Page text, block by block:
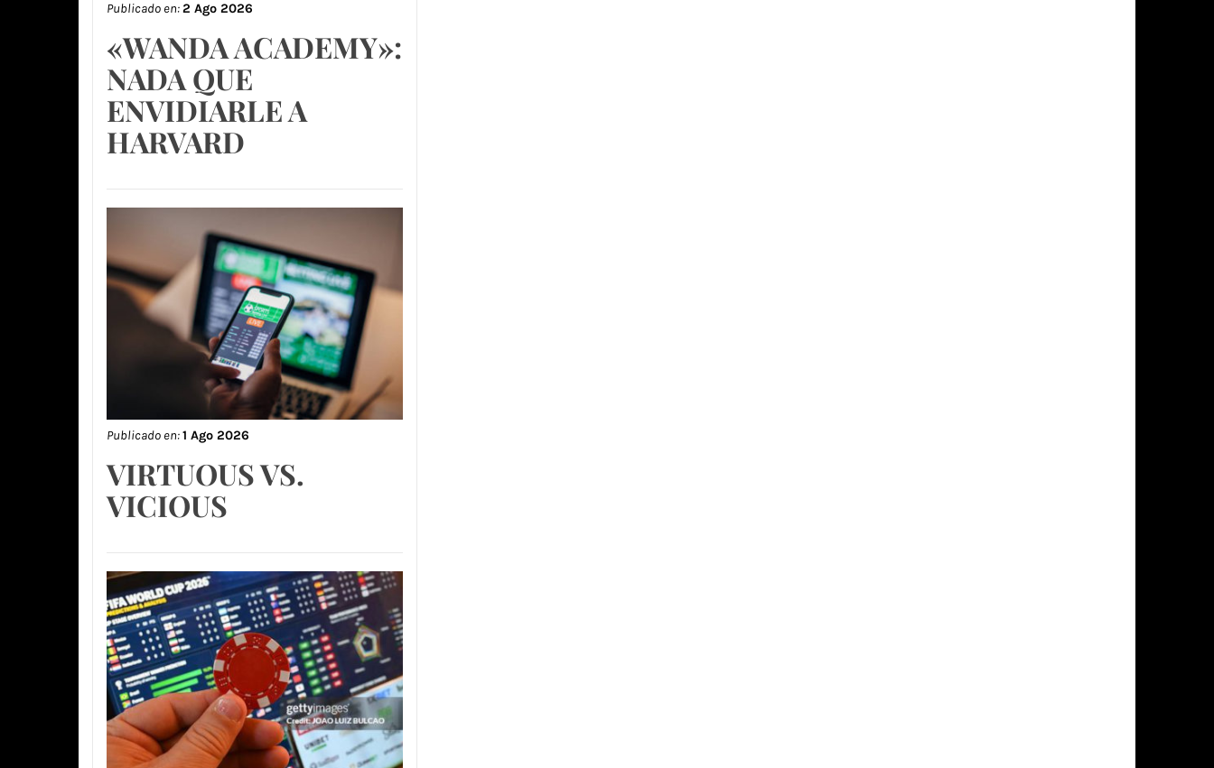
Publicado en:2 Ago 2026
«WANDA ACADEMY»:
NADA QUE
ENVIDIARLE A
HARVARD
Publicado en:1 Ago 2026
VIRTUOUS VS.
VICIOUS